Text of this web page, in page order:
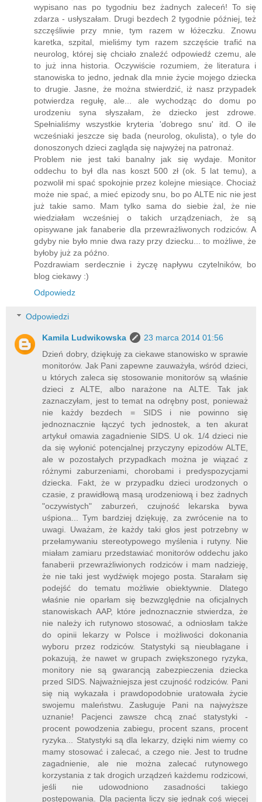
wypisano nas po tygodniu bez żadnych zaleceń! To się
zdarza - usłyszałam. Drugi bezdech 2 tygodnie później, też
szczęśliwie przy mnie, tym razem w łóżeczku. Znowu
karetka, szpital, mieliśmy tym razem szczęście trafić na
neurolog, której się chciało znaleźć odpowiedź czemu, ale
to już inna historia. Oczywiście rozumiem, że literatura i
stanowiska to jedno, jednak dla mnie życie mojego dziecka
to drugie. Jasne, że można stwierdzić, iż nasz przypadek
potwierdza regułę, ale... ale wychodząc do domu po
urodzeniu syna słyszałam, że dziecko jest zdrowe.
Spełnialiśmy wszystkie kryteria 'dobrego snu' itd. O ile
wcześniaki jeszcze się bada (neurolog, okulista), o tyle do
donoszonych dzieci zagląda się najwyżej na patronaż.
Problem nie jest taki banalny jak się wydaje. Monitor
oddechu to był dla nas koszt 500 zł (ok. 5 lat temu), a
pozwolił mi spać spokojnie przez kolejne miesiące. Chociaż
może nie spać, a mieć epizody snu, bo po ALTE nic nie jest
już takie samo. Mam tylko sama do siebie żal, że nie
wiedziałam wcześniej o takich urządzeniach, że są
opisywane jak fanaberie dla przewrażliwonych rodziców. A
gdyby nie było mnie dwa razy przy dziecku... to możliwe, że
byłoby już za późno.
Pozdrawiam serdecznie i życzę napływu czytelników, bo
blog ciekawy :)
Odpowiedz
Odpowiedzi
Kamila Ludwikowska
23 marca 2014 01:56
Dzień dobry, dziękuję za ciekawe stanowisko w sprawie
monitorów. Jak Pani zapewne zauważyła, wśród dzieci,
u których zaleca się stosowanie monitorów są właśnie
dzieci z ALTE, albo narażone na ALTE. Tak jak
zaznaczyłam, jest to temat na odrębny post, ponieważ
nie każdy bezdech = SIDS i nie powinno się
jednoznacznie łączyć tych jednostek, a ten akurat
artykuł omawia zagadnienie SIDS. U ok. 1/4 dzieci nie
da się wyłonić potencjalnej przyczyny epizodów ALTE,
ale w pozostałych przypadkach można je wiązać z
różnymi zaburzeniami, chorobami i predyspozycjami
dziecka. Fakt, że w przypadku dzieci urodzonych o
czasie, z prawidłową masą urodzeniową i bez żadnych
"oczywistych" zaburzeń, czujność lekarska bywa
uśpiona... Tym bardziej dziękuję, za zwrócenie na to
uwagi. Uważam, że każdy taki głos jest potrzebny w
przełamywaniu stereotypowego myślenia i rutyny. Nie
miałam zamiaru przedstawiać monitorów oddechu jako
fanaberii przewrażliwionych rodziców i mam nadzieję,
że nie taki jest wydźwięk mojego posta. Starałam się
podejść do tematu możliwie obiektywnie. Dlatego
właśnie nie oparłam się bezwzględnie na oficjalnych
stanowiskach AAP, które jednoznacznie stwierdza, że
nie należy ich rutynowo stosować, a odniosłam także
do opinii lekarzy w Polsce i możliwości dokonania
wyboru przez rodziców. Statystyki są nieubłagane i
pokazują, że nawet w grupach zwiększonego ryzyka,
monitory nie są gwarancją zabezpieczenia dziecka
przed SIDS. Najważniejsza jest czujność rodziców. Pani
się nią wykazała i prawdopodobnie uratowała życie
swojemu maleństwu. Zasługuje Pani na najwyższe
uznanie! Pacjenci zawsze chcą znać statystyki -
procent powodzenia zabiegu, procent szans, procent
ryzyka... Statystyki są dla lekarzy, dzięki nim wiemy co
mamy stosować i zalecać, a czego nie. Jest to trudne
zagadnienie, ale nie można zalecać rutynowego
korzystania z tak drogich urządzeń każdemu rodzicowi,
jeśli nie udowodniono zasadności takiego
postępowania. Dla pacjenta liczy się jednak coś więcej